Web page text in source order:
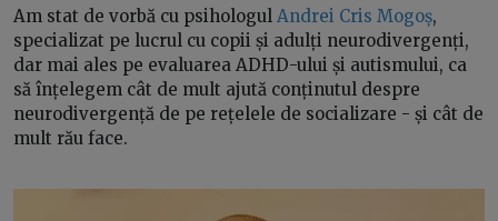
Am stat de vorbă cu psihologul Andrei Cris Mogoș,
specializat pe lucrul cu copii și adulți neurodivergenți,
dar mai ales pe evaluarea ADHD-ului și autismului, ca
să înțelegem cât de mult ajută conținutul despre
neurodivergență de pe rețelele de socializare - și cât de
mult rău face.